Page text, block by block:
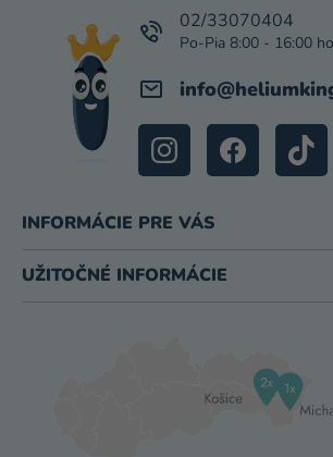
info@
02/33070404
INFORMÁCIE PRE VÁS
UŽITOČNÉ INFORMÁCIE